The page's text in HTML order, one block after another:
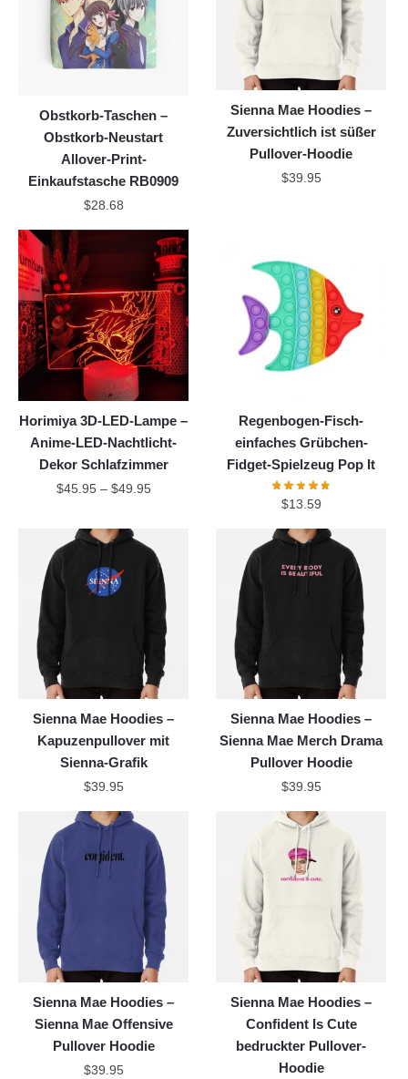
Obstkorb-Taschen –
Obstkorb-Neustart
Allover-Print-
Einkaufstasche RB0909
$28.68
Sienna Mae Hoodies –
Zuversichtlich ist süßer
Pullover-Hoodie
$39.95
Horimiya 3D-LED-Lampe –
Anime-LED-Nachtlicht-
Dekor Schlafzimmer
$45.95– $49.95
Regenbogen-Fisch-
einfaches Grübchen-
Fidget-Spielzeug Pop It
$13.59
Sienna Mae Hoodies –
Kapuzenpullover mit
Sienna-Grafik
$39.95
Sienna Mae Hoodies –
Sienna Mae Merch Drama
Pullover Hoodie
$39.95
Sienna Mae Hoodies –
Sienna Mae Offensive
Pullover Hoodie
$39.95
Sienna Mae Hoodies –
Confident Is Cute
bedruckter Pullover-
Hoodie